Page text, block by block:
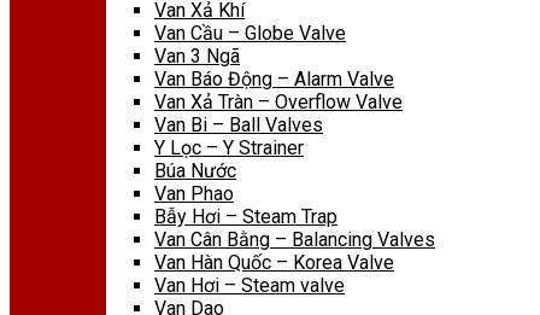
Van Xả Khí
Van Cầu – Globe Valve
Van 3 Ngã
Van Báo Động – Alarm Valve
Van Xả Tràn – Overflow Valve
Van Bi – Ball Valves
Y Lọc – Y Strainer
Búa Nước
Van Phao
Bẫy Hơi – Steam Trap
Van Cân Bằng – Balancing Valves
Van Hàn Quốc – Korea Valve
Van Hơi – Steam valve
Van Dao